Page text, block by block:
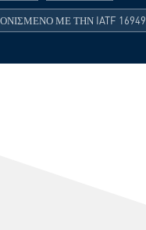
ΜΕ ΤΗΝ IATF 16949